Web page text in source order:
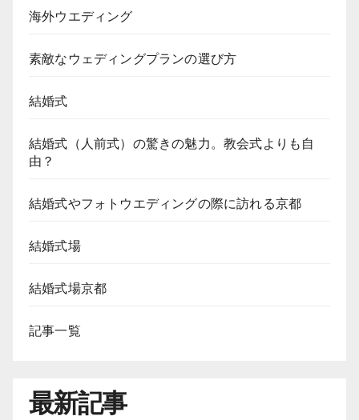
海外ウエディング
素敵なウェディングプランの選び方
結婚式
結婚式（人前式）の驚きの魅力。教会式よりも自
由？
結婚式やフォトウエディングの際に訪れる京都
結婚式場
結婚式場京都
記事一覧
最新記事